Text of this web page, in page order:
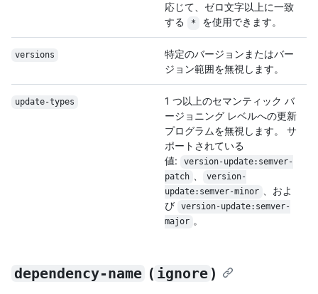
応じて、ゼロ文字以上に一致
する
* を使用できます。
versions
特定のバージョンまたはバー
ジョン範囲を無視します。
update-types
1 つ以上のセマンティック バ
ージョニング レベルへの更新
プログラムを無視します。 サ
ポートされている
値:
version-update:semver-
patch
version-
update:semver-minor
、およ
び
version-update:semver-
major 。
dependency-name ( ignore )